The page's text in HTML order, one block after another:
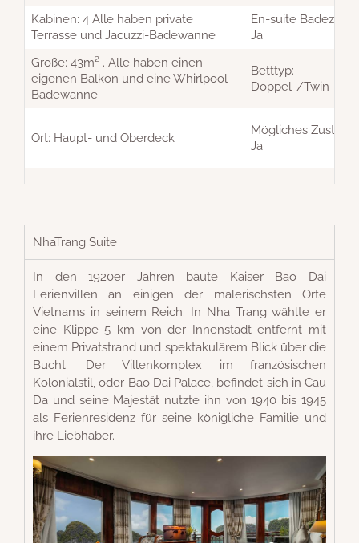
Kabinen: 4 Alle haben private
Terrasse und Jacuzzi-Badewanne
En-suite
Ja
Größe: 43m² . Alle haben einen
eigenen Balkon und eine Whirlpool-
Badewanne
Betttyp:
Doppel-/Twin-
Ort: Haupt- und Oberdeck
Mögliches
Ja
NhaTrang Suite
In den 1920er Jahren baute Kaiser Bao Dai
Ferienvillen an einigen der malerischsten Orte
Vietnams in seinem Reich. In Nha Trang wählte er
eine Klippe 5 km von der Innenstadt entfernt mit
einem Privatstrand und spektakulärem Blick über die
Bucht. Der Villenkomplex im französischen
Kolonialstil, oder Bao Dai Palace, befindet sich in Cau
Da und seine Majestät nutzte ihn von 1940 bis 1945
als Ferienresidenz für seine königliche Familie und
ihre Liebhaber.